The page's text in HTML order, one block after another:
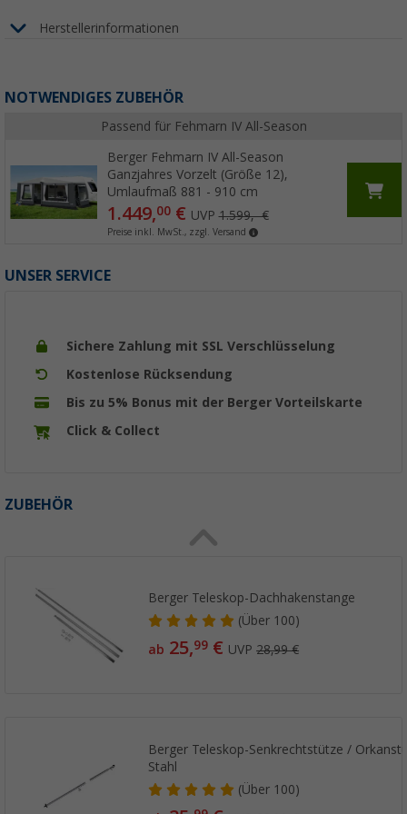
Herstellerinformationen
NOTWENDIGES ZUBEHÖR
Passend für Fehmarn IV All-Season
Berger Fehmarn IV All-Season
Ganzjahres Vorzelt (Größe 12),
Umlaufmaß 881 - 910 cm
1.449,00€ UVP1.599,- €
Preise inkl. MwSt., zzgl. Versand
UNSER SERVICE
Sichere Zahlung mit SSL Verschlüsselung
Kostenlose Rücksendung
Bis zu 5% Bonus mit der Berger Vorteilskarte
Click & Collect
ZUBEHÖR
Berger Teleskop-Dachhakenstange
(Über100)
ab 25,99 € UVP28,99 €
Berger Teleskop-Senkrechtstütze /
Stahl
(Über100)